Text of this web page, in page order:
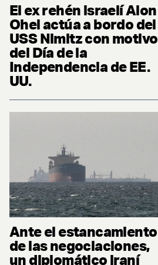
El ex rehén israelí Alon
Ohel actúa a bordo del
USS Nimitz con motivo
del Día de la
Independencia de EE.
UU.
Ante el estancamiento
de las negociaciones,
un diplomático iraní